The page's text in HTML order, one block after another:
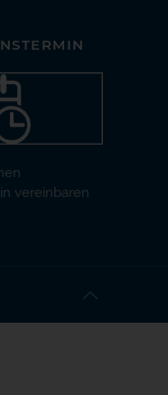
vereinbaren